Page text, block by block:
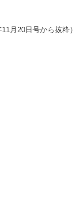
月20日号から抜粋）